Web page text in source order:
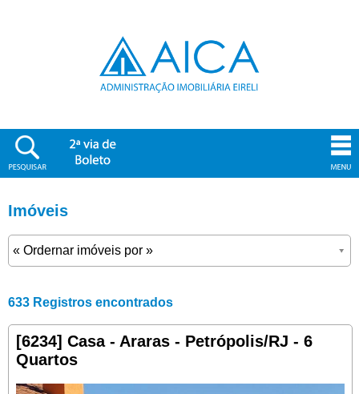
Imóveis
633 Registros encontrados
[6234] Casa - Araras - Petrópolis/RJ - 6
Quartos